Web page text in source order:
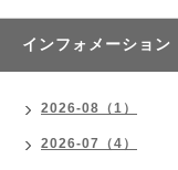
インフォメーション
2026-08（1）
2026-07（4）